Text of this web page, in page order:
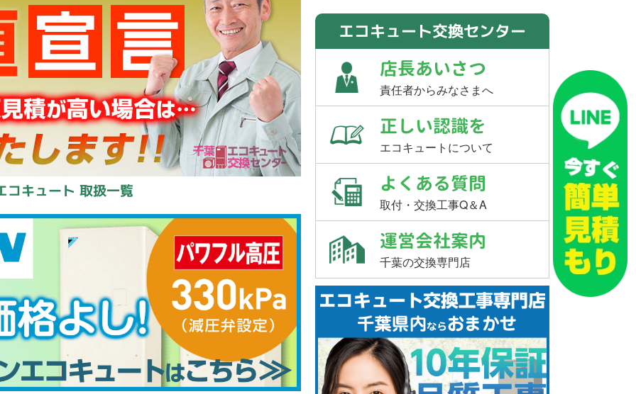
コキュート 取扱一覧
エコキュート交換センター
店長あいさつ
責任者からみなさまへ
正しい認識を
エコキュートについて
よくある質問
取付・交換工事Q＆A
運営会社案内
千葉の交換専門店